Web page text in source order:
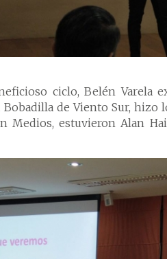
ciclo, Belén Varela
de Viento Sur, hizo
Medios, estuvieron Alan